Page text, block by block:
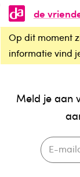
de
Op dit moment
informatie vind
Meld je aan